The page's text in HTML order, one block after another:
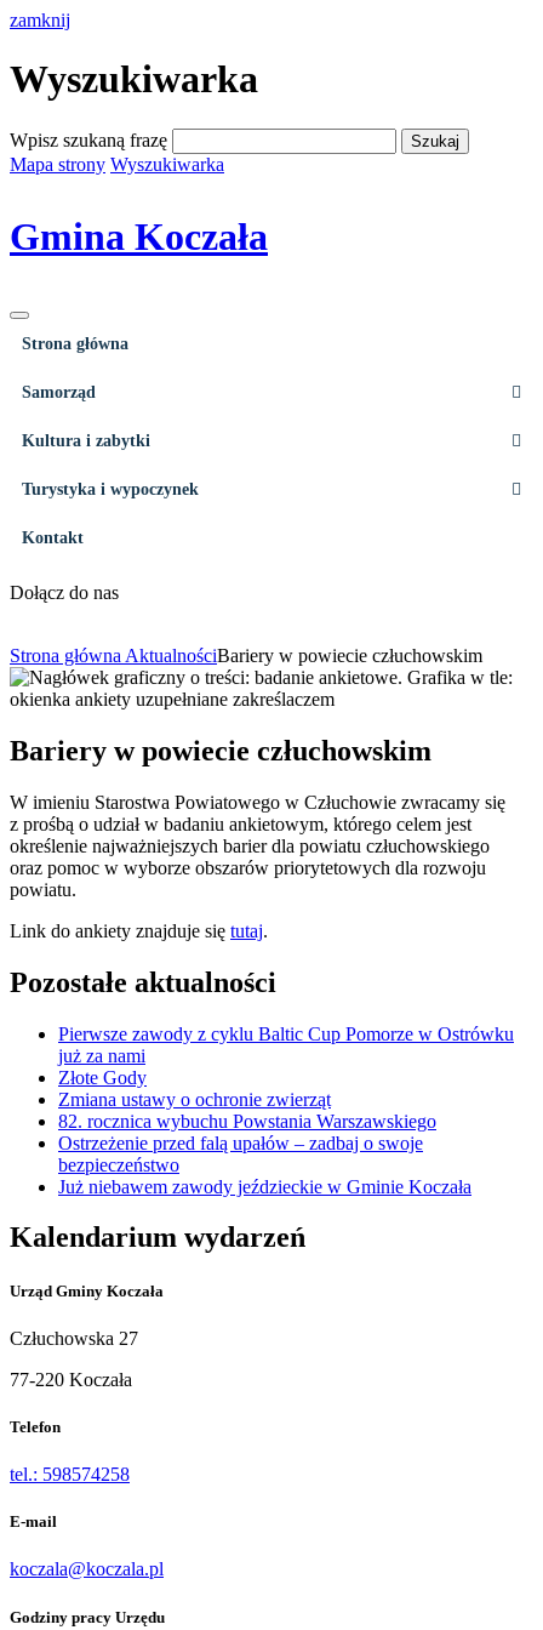
zamknij
Wyszukiwarka
Wpisz szukaną frazę
Mapa strony Wyszukiwarka
Gmina Koczała
Strona główna
Samorząd
Kultura i zabytki
Turystyka i wypoczynek
Kontakt
Dołącz do nas
Strona główna AktualnościBariery w powiecie człuchowskim
Bariery w powiecie człuchowskim
W imieniu Starostwa Powiatowego w Człuchowie zwracamy się
z prośbą o udział w badaniu ankietowym, którego celem jest
określenie najważniejszych barier dla powiatu człuchowskiego
oraz pomoc w wyborze obszarów priorytetowych dla rozwoju
powiatu.
Link do ankiety znajduje się tutaj.
Pozostałe aktualności
Pierwsze zawody z cyklu Baltic Cup Pomorze w Ostrówku
już za nami
Złote Gody
Zmiana ustawy o ochronie zwierząt
82. rocznica wybuchu Powstania Warszawskiego
Ostrzeżenie przed falą upałów – zadbaj o swoje
bezpieczeństwo
Już niebawem zawody jeździeckie w Gminie Koczała
Kalendarium wydarzeń
Urząd Gminy Koczała
Człuchowska 27
77-220 Koczała
Telefon
tel.: 598574258
E-mail
koczala@koczala.pl
Godziny pracy Urzędu